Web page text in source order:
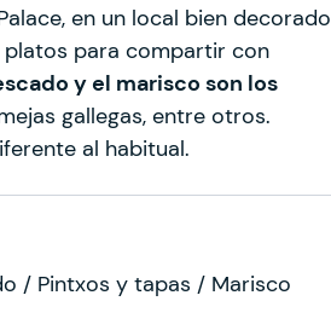
en un local bien decorado
platos para compartir con
y el marisco son los
gallegas, entre otros.
al habitual.
/ Pintxos y tapas / Marisco